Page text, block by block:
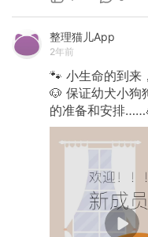
整理猫儿App
2年前
🐾 小生命的到来
🐶 保证幼犬小狗
的准备和安排